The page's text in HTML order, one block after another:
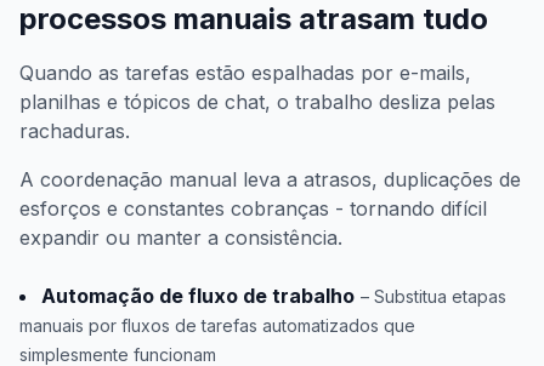
processos manuais atrasam tudo
Quando as tarefas estão espalhadas por e-mails,
planilhas e tópicos de chat, o trabalho desliza pelas
rachaduras.
A coordenação manual leva a atrasos, duplicações de
esforços e constantes cobranças - tornando difícil
expandir ou manter a consistência.
Automação de fluxo de trabalho – Substitua etapas
manuais por fluxos de tarefas automatizados que
simplesmente funcionam